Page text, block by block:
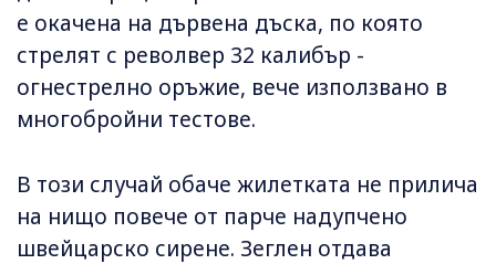
е окачена на дървена дъска, по която
стрелят с револвер 32 калибър -
огнестрелно оръжие, вече използвано в
многобройни тестове.
В този случай обаче жилетката не прилича
на нищо повече от парче надупчено
швейцарско сирене. Зеглен отдава